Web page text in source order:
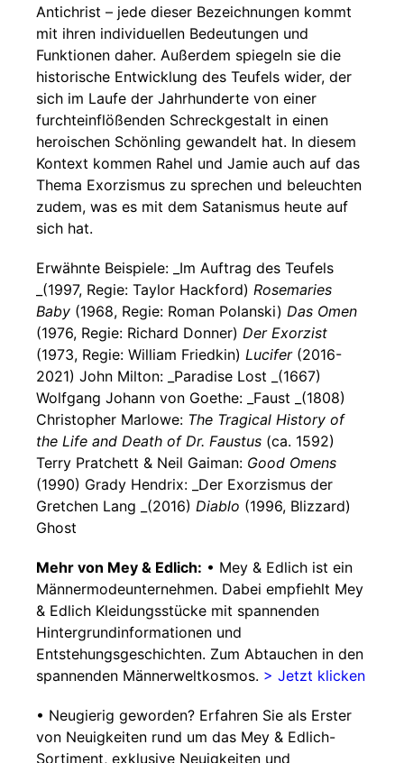
Antichrist – jede dieser Bezeichnungen kommt
mit ihren individuellen Bedeutungen und
Funktionen daher. Außerdem spiegeln sie die
historische Entwicklung des Teufels wider, der
sich im Laufe der Jahrhunderte von einer
furchteinflößenden Schreckgestalt in einen
heroischen Schönling gewandelt hat. In diesem
Kontext kommen Rahel und Jamie auch auf das
Thema Exorzismus zu sprechen und beleuchten
zudem, was es mit dem Satanismus heute auf
sich hat.
Erwähnte Beispiele: _Im Auftrag des Teufels
_(1997, Regie: Taylor Hackford) Rosemaries
Baby (1968, Regie: Roman Polanski) Das Omen
(1976, Regie: Richard Donner) Der Exorzist
(1973, Regie: William Friedkin) Lucifer(2016-
2021) John Milton: _Paradise Lost _(1667)
Wolfgang Johann von Goethe: _Faust _(1808)
Christopher Marlowe: The Tragical History of
the Life and Death of Dr. Faustus (ca. 1592)
Terry Pratchett & Neil Gaiman: Good Omens
(1990) Grady Hendrix: _Der Exorzismus der
Gretchen Lang _(2016) Diablo (1996, Blizzard)
Ghost
Mehr von Mey & Edlich: • Mey & Edlich ist ein
Männermodeunternehmen. Dabei empfiehlt Mey
& Edlich Kleidungsstücke mit spannenden
Hintergrundinformationen und
Entstehungsgeschichten. Zum Abtauchen in den
spannenden Männerweltkosmos. > Jetzt klicken
• Neugierig geworden? Erfahren Sie als Erster
von Neuigkeiten rund um das Mey & Edlich-
Sortiment, exklusive Neuigkeiten und